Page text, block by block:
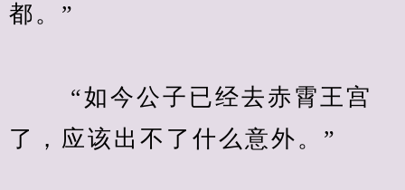
都。”
“如今公子已经去赤霄王宫
了，应该出不了什么意外。”